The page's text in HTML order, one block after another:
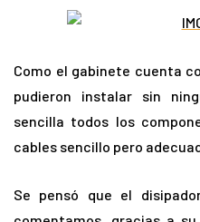
Como el gabinete cuenta
pudieron instalar sin
sencilla todos los
cables sencillo pero
Se pensó que el